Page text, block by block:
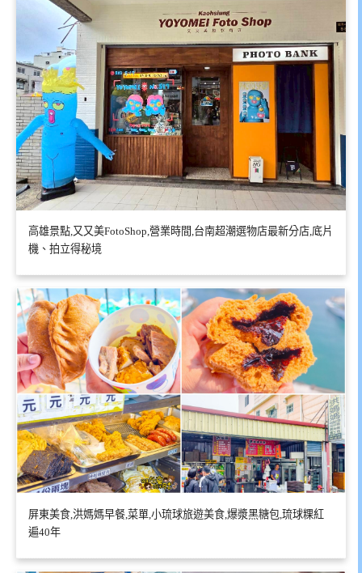
高雄景點,又又美FotoShop,營業時間,台南超潮選物店最新分店,底片
機、拍立得秘境
屏東美食,洪媽媽早餐,菜單,小琉球旅遊美食,爆漿黑糖包,琉球粿紅
遍40年